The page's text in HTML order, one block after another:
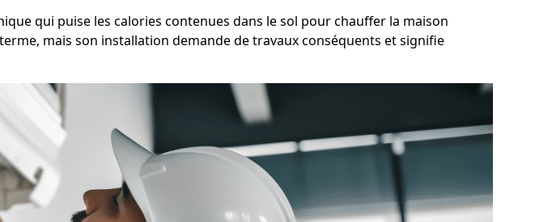
qui puise les calories contenues dans le sol pour chauffer la maison
mais son installation demande de travaux conséquents et signifie